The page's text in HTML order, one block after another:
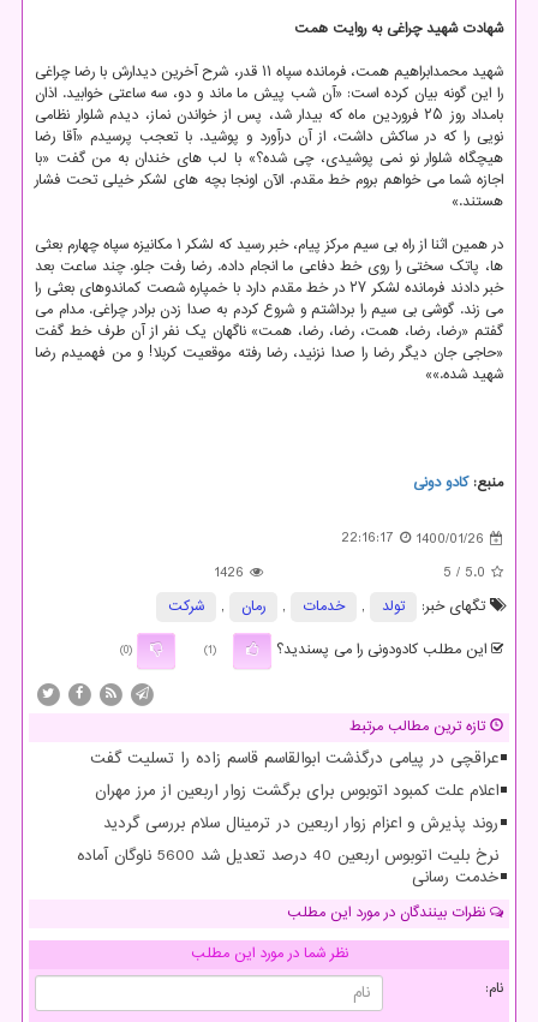
شهادت شهید چراغی به روایت همت
شهید محمدابراهیم همت، فرمانده سپاه ۱۱ قدر، شرح آخرین دیدارش با رضا چراغی
را این گونه بیان کرده است: «آن شب پیش ما ماند و دو، سه ساعتی خوابید. اذان
بامداد روز ۲۵ فروردین ماه که بیدار شد، پس از خواندن نماز، دیدم شلوار نظامی
نویی را که در ساکش داشت، از آن درآورد و پوشید. با تعجب پرسیدم «آقا رضا
هیچگاه شلوار نو نمی پوشیدی، چی شده؟» با لب های خندان به من گفت «با
اجازه شما می خواهم بروم خط مقدم. الآن اونجا بچه های لشکر خیلی تحت فشار
هستند.»
در همین اثنا از راه بی سیم مرکز پیام، خبر رسید که لشکر ۱ مکانیزه سپاه چهارم بعثی
ها، پاتک سختی را روی خط دفاعی ما انجام داده. رضا رفت جلو. چند ساعت بعد
خبر دادند فرمانده لشکر ۲۷ در خط مقدم دارد با خمپاره شصت کماندوهای بعثی را
می زند. گوشی بی سیم را برداشتم و شروع کردم به صدا زدن برادر چراغی. مدام می
گفتم «رضا، رضا، همت، رضا، رضا، همت» ناگهان یک نفر از آن طرف خط گفت
«حاجی جان دیگر رضا را صدا نزنید، رضا رفته موقعیت کربلا! و من فهمیدم رضا
شهید شده.»»
منبع:كادو دونی
1400/01/26
22:16:17
5.0
/ 5
1426
تگهای خبر:
تولد , خدمات , رمان ,
شركت
این مطلب کادودونی را می پسندید؟
(1)
(0)
تازه ترین مطالب مرتبط
عراقچی در پیامی درگذشت ابوالقاسم قاسم زاده را تسلیت گفت
اعلام علت کمبود اتوبوس برای برگشت زوار اربعین از مرز مهران
روند پذیرش و اعزام زوار اربعین در ترمینال سلام بررسی گردید
نرخ بلیت اتوبوس اربعین 40 درصد تعدیل شد 5600 ناوگان آماده
خدمت رسانی
نظرات بینندگان در مورد این مطلب
نظر شما در مورد این مطلب
نام: